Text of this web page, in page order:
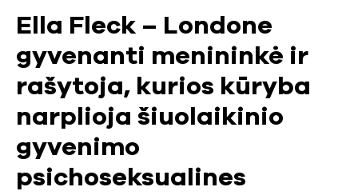
Ella Fleck – Londone
gyvenanti menininkė ir
rašytoja, kurios kūryba
narplioja šiuolaikinio
gyvenimo
psichoseksualines